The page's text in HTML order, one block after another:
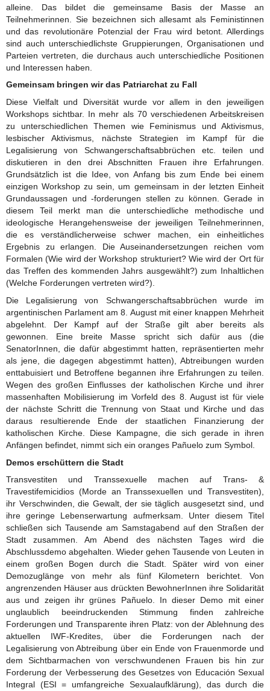
alleine. Das bildet die gemeinsame Basis der Masse an
Teilnehmerinnen. Sie bezeichnen sich allesamt als Feministinnen
und das revolutionäre Potenzial der Frau wird betont. Allerdings
sind auch unterschiedlichste Gruppierungen, Organisationen und
Parteien vertreten, die durchaus auch unterschiedliche Positionen
und Interessen haben.
Gemeinsam bringen wir das Patriarchat zu Fall
Diese Vielfalt und Diversität wurde vor allem in den jeweiligen
Workshops sichtbar. In mehr als 70 verschiedenen Arbeitskreisen
zu unterschiedlichen Themen wie Feminismus und Aktivismus,
lesbischer Aktivismus, nächste Strategien im Kampf für die
Legalisierung von Schwangerschaftsabbrüchen etc. teilen und
diskutieren in den drei Abschnitten Frauen ihre Erfahrungen.
Grundsätzlich ist die Idee, von Anfang bis zum Ende bei einem
einzigen Workshop zu sein, um gemeinsam in der letzten Einheit
Grundaussagen und -forderungen stellen zu können. Gerade in
diesem Teil merkt man die unterschiedliche methodische und
ideologische Herangehensweise der jeweiligen Teilnehmerinnen,
die es verständlicherweise schwer machen, ein einheitliches
Ergebnis zu erlangen. Die Auseinandersetzungen reichen vom
Formalen (Wie wird der Workshop strukturiert? Wie wird der Ort für
das Treffen des kommenden Jahrs ausgewählt?) zum Inhaltlichen
(Welche Forderungen vertreten wird?).
Die Legalisierung von Schwangerschaftsabbrüchen wurde im
argentinischen Parlament am 8. August mit einer knappen Mehrheit
abgelehnt. Der Kampf auf der Straße gilt aber bereits als
gewonnen. Eine breite Masse spricht sich dafür aus (die
SenatorInnen, die dafür abgestimmt hatten, repräsentierten mehr
als jene, die dagegen abgestimmt hatten), Abtreibungen wurden
enttabuisiert und Betroffene begannen ihre Erfahrungen zu teilen.
Wegen des großen Einflusses der katholischen Kirche und ihrer
massenhaften Mobilisierung im Vorfeld des 8. August ist für viele
der nächste Schritt die Trennung von Staat und Kirche und das
daraus resultierende Ende der staatlichen Finanzierung der
katholischen Kirche. Diese Kampagne, die sich gerade in ihren
Anfängen befindet, nimmt sich ein oranges Pañuelo zum Symbol.
Demos erschüttern die Stadt
Transvestiten und Transsexuelle machen auf Trans- &
Travestifemicidios (Morde an Transsexuellen und Transvestiten),
ihr Verschwinden, die Gewalt, der sie täglich ausgesetzt sind, und
ihre geringe Lebenserwartung aufmerksam. Unter diesem Titel
schließen sich Tausende am Samstagabend auf den Straßen der
Stadt zusammen. Am Abend des nächsten Tages wird die
Abschlussdemo abgehalten. Wieder gehen Tausende von Leuten in
einem großen Bogen durch die Stadt. Später wird von einer
Demozuglänge von mehr als fünf Kilometern berichtet. Von
angrenzenden Häuser aus drückten BewohnerInnen ihre Solidarität
aus und zeigen ihr grünes Pañuelo. In dieser Demo mit einer
unglaublich beeindruckenden Stimmung finden zahlreiche
Forderungen und Transparente ihren Platz: von der Ablehnung des
aktuellen IWF-Kredites, über die Forderungen nach der
Legalisierung von Abtreibung über ein Ende von Frauenmorde und
dem Sichtbarmachen von verschwundenen Frauen bis hin zur
Forderung der Verbesserung des Gesetzes von Educación Sexual
Integral (ESI = umfangreiche Sexualaufklärung), das durch die